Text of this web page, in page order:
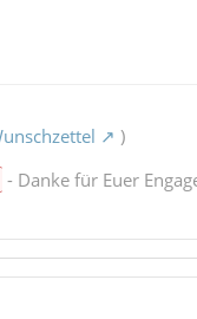
)
- Danke für Euer